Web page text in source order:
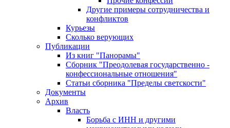
Другие примеры сотрудничества и
конфликтов
Курьезы
Сколько верующих
Публикации
Из книг "Панорамы"
Сборник "Преодолевая государственно -
конфессиональные отношения"
Статьи сборника "Пределы светскости"
Документы
Архив
Власть
Борьба с ИНН и другими